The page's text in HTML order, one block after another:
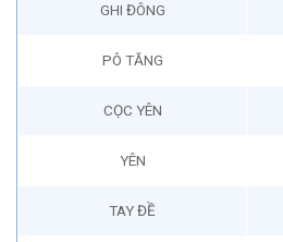
GHI ĐÔNG
PÔ TĂNG
CỌC YÊN
YÊN
TAY ĐỀ